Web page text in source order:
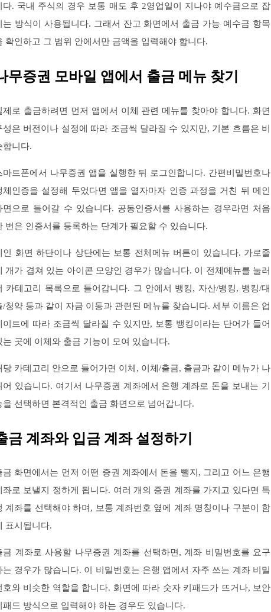
다. 국내 주식의 경우 보통 매도 후 2영업일이 지나야 예수금으로 잡
는 방식이 사용됩니다. 그래서 잔고 화면에서 출금 가능 예수금 항목
확인하고 그 범위 안에서만 금액을 입력해야 합니다.
무증권 모바일 앱에서 출금 메뉴 찾기
제로 출금하려면 먼저 앱에서 이체 관련 메뉴를 찾아야 합니다. 화면
성은 버전이나 설정에 따라 조금씩 달라질 수 있지만, 기본 흐름은 비
합니다.
마트폰에서 나무증권 앱을 실행한 뒤 로그인합니다. 간편비밀번호나
체인증을 설정해 두었다면 앱을 열자마자 인증 과정을 거친 뒤 메인
면으로 들어갈 수 있습니다. 공동인증서를 사용하는 경우라면 처음
번은 인증서를 등록하는 단계가 필요할 수 있습니다.
인 화면 하단이나 상단에는 보통 전체메뉴 버튼이 있습니다. 가로줄
개가 겹쳐 있는 아이콘 모양인 경우가 많습니다. 이 전체메뉴를 눌러
카테고리 목록으로 들어갑니다. 그 안에서 뱅킹, 자산/뱅킹, 뱅킹/대
/청약 등과 같이 자금 이동과 관련된 메뉴를 찾습니다. 세부 이름은 업
이트에 따라 조금씩 달라질 수 있지만, 보통 뱅킹이라는 단어가 들어
는 곳에 이체와 출금 기능이 모여 있습니다.
당 카테고리 안으로 들어가면 이체, 이체/출금, 출금과 같이 메뉴가 나
어 있습니다. 여기서 나무증권 계좌에서 은행 계좌로 돈을 보내는 기
을 선택하면 본격적인 출금 화면으로 넘어갑니다.
금 계좌와 입금 계좌 설정하기
금 화면에서는 먼저 어떤 증권 계좌에서 돈을 뺄지, 그리고 어느 은행
좌로 보낼지 정하게 됩니다. 여러 개의 증권 계좌를 가지고 있다면 특
계좌를 선택해야 하며, 보통 계좌번호 옆에 계좌 명칭이나 구분이 함
표시됩니다.
금 계좌로 사용할 나무증권 계좌를 선택하면, 계좌 비밀번호를 요구
는 경우가 많습니다. 이 비밀번호는 은행 앱에서 자주 쓰는 계좌 비밀
호와 비슷한 역할을 합니다. 화면에 따라 숫자 키패드가 뜨거나, 보안
패드 방식으로 입력해야 하는 경우도 있습니다.